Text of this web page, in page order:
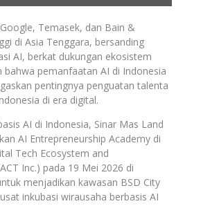
Temasek, dan Bain &
di Asia Tenggara, bersanding
AI, berkat dukungan ekosistem
pemanfaatan AI di Indonesia
pentingnya penguatan talenta
di era digital.
AI di Indonesia, Sinar Mas Land
AI Entrepreneurship Academy di
Tech Ecosystem and
Inc.) pada 19 Mei 2026 di
menjadikan kawasan BSD City
inkubasi wirausaha berbasis AI